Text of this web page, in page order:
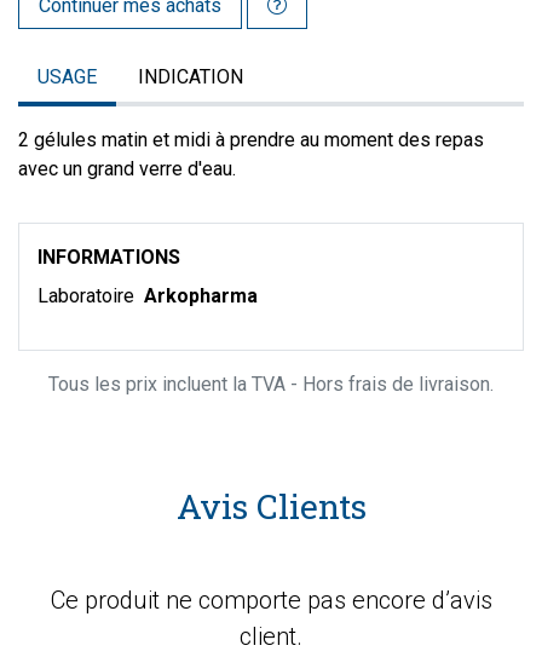
Continuer mes achats
USAGE INDICATION
2 gélules matin et midi à prendre au moment des repas
avec un grand verre d'eau.
INFORMATIONS
Laboratoire Arkopharma
Tous les prix incluent la TVA - Hors frais de livraison.
Avis Clients
Ce produit ne comporte pas encore d’avis
client.